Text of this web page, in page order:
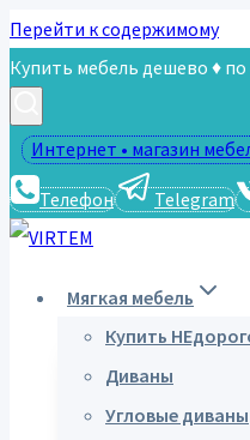
Перейти к содержимому
Купить мебель дешево ♦
Интернет • магазин
Телефон Telegram
Мягкая мебель
Купить
Диваны
Угловые диваны